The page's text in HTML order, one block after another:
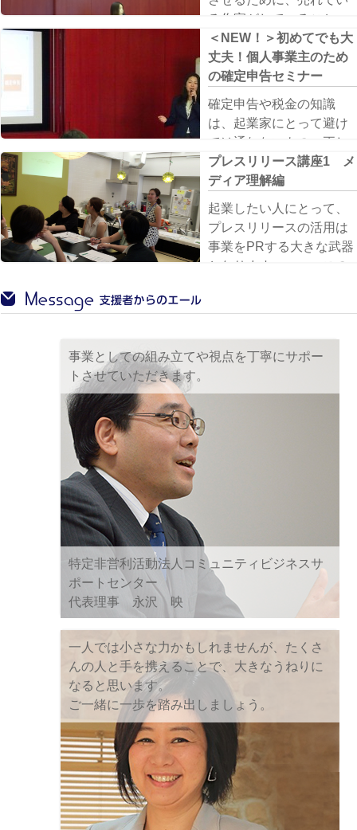
る作家がしていること
は？・・・手作りを趣味
から仕事にするために必
要なことをレクチャーし
ていただきました。
＜NEW！＞初めてでも大
丈夫！個人事業主のため
の確定申告セミナー
確定申告や税金の知識
は、起業家にとって避け
ては通れないもの。正し
く身に着けていきたいで
すね
プレスリリース講座1 メ
ディア理解編
起業したい人にとって、
プレスリリースの活用は
事業をPRする大きな武器
となります。ニュースの
事業としての組み立てや視点を丁寧にサポー
トさせていただきます。
特定非営利活動法人コミュニティビジネスサ
ポートセンター
代表理事 永沢 映
一人では小さな力かもしれませんが、たくさ
んの人と手を携えることで、大きなうねりに
なると思います。
ご一緒に一歩を踏み出しましょう。